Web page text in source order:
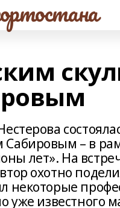
– в
лет». На
охотно
некоторые
уже известного